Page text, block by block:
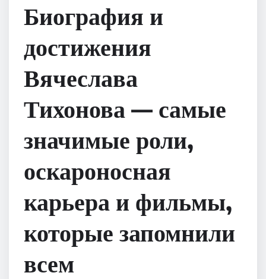
Биография и
достижения
Вячеслава
Тихонова — самые
значимые роли,
оскароносная
карьера и фильмы,
которые запомнили
всем